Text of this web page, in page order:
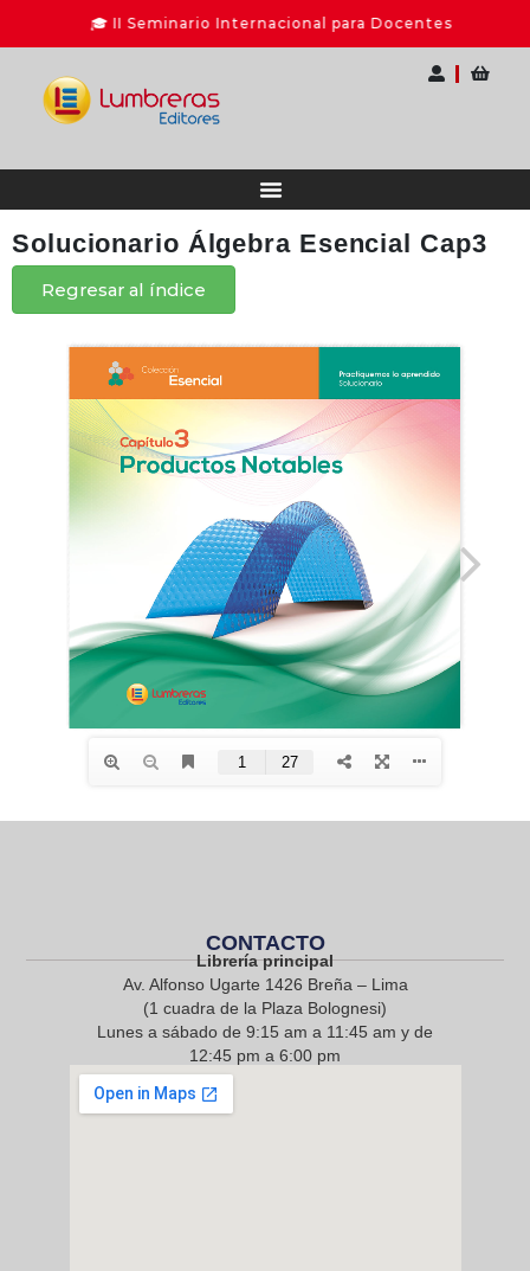
🎓 II Seminario Internacional para Docentes
Solucionario Álgebra Esencial Cap3
Regresar al índice
CONTACTO
Librería principal
Av. Alfonso Ugarte 1426 Breña – Lima
(1 cuadra de la Plaza Bolognesi)
Lunes a sábado de 9:15 am a 11:45 am y de
12:45 pm a 6:00 pm
968 217 912